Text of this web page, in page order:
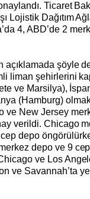
Ticaret
Lojistik Dağıtım
4, ABD’de 2
açıklamada şöyle
liman şehirlerini
ve Marsilya),
(Hamburg)
ve New Jersey
verildi. Chicago
depo
depo ve 9 cep
ve Los
ve Savannah’ta